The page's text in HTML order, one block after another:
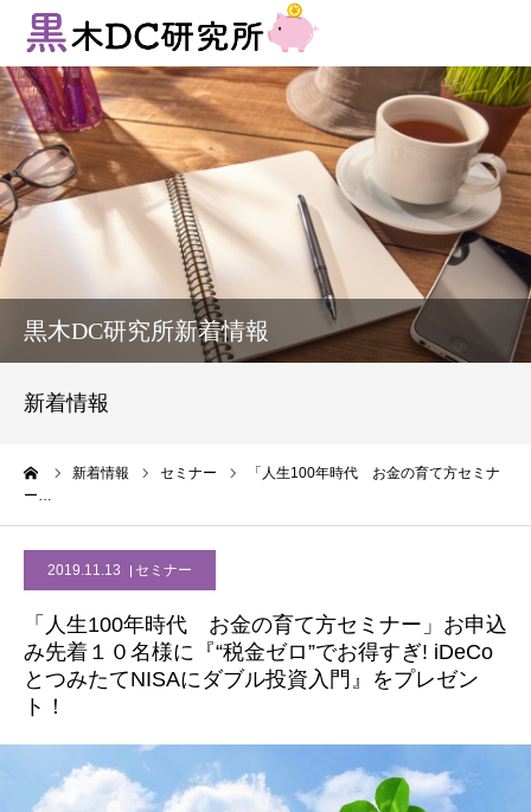
黒木DC研究所新着情報
新着情報
新着情報 セミナー
「人生100年時代 お金の育て方セミナ
ー…
2019.11.13 セミナー
「人生100年時代 お金の育て方セミナー」お申込
み先着１０名様に『“税金ゼロ”でお得すぎ! iDeCo
とつみたてNISAにダブル投資入門』をプレゼン
ト！
法人向けサービス
個人向けサービス
コラム
新着情報